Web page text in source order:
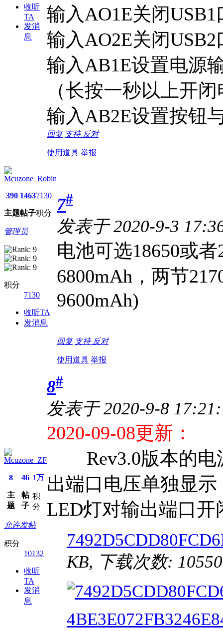
收听
TA
发消
息
输入AO1E关闭
输入AO2E关闭
输入AB1E设置电源
（长按一秒以上开
输入AB2E设置按钮
回复 支持 反对
使用道具 举报
Mcuzone_Robin
390
主题
1463
帖子
7130
积分
管理员
积分
7130
收听TA
发消息
7#
发表于 2020-9-3
电池可选18650或
6800mAh，两节
9600mAh)
回复 支持 反对
使用道具 举报
Mcuzone_ZF
8
主
题
46
帖
子
1万
积
分
允许发帖
积分
10132
收听
TA
发消
息
8#
发表于 2020-9-8
2020-09-08更新：
Rev3.0版本的电
出端口电压单独显
LED灯对输出端口开
KB, 下载次数: